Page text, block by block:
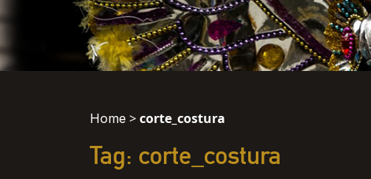
Home >corte_costura
Tag: corte_costura